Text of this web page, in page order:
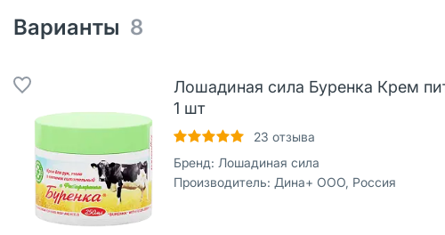
Варианты 8
Лошадиная сила Буренка Крем
1 шт
23 отзыва
Бренд: Лошадиная сила
Производитель: Дина+ ООО, Россия